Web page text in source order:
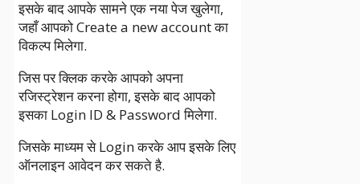
इसके बाद आपके सामने एक नया पेज खुलेगा,
जहाँ आपको Create a new account का
विकल्प मिलेगा.
जिस पर क्लिक करके आपको अपना
रजिस्ट्रेशन करना होगा, इसके बाद आपको
इसका Login ID & Password मिलेगा.
जिसके माध्यम से Login करके आप इसके लिए
ऑनलाइन आवेदन कर सकते है.